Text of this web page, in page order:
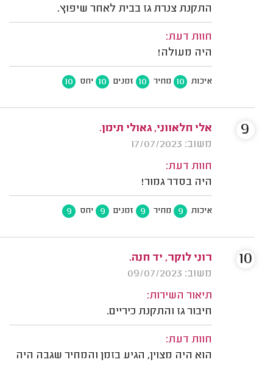
התקנת צנרת גז בבית לאחר שיפוץ.
חוות דעת:
היה מעולה!
איכות 10 מחיר 10 זמנים 10 יחס 10
אלי חלאווני, גאולי תימן.
משוב: 17/07/2023
חוות דעת:
היה בסדר גמור!
איכות 9 מחיר 9 זמנים 9 יחס 9
9
רוני לוקר, יד חנה.
משוב: 09/07/2023
תיאור השירות:
חיבור גז והתקנת כיריים.
חוות דעת:
הוא היה מצוין, הגיע בזמן והמחיר שגבה היה
10